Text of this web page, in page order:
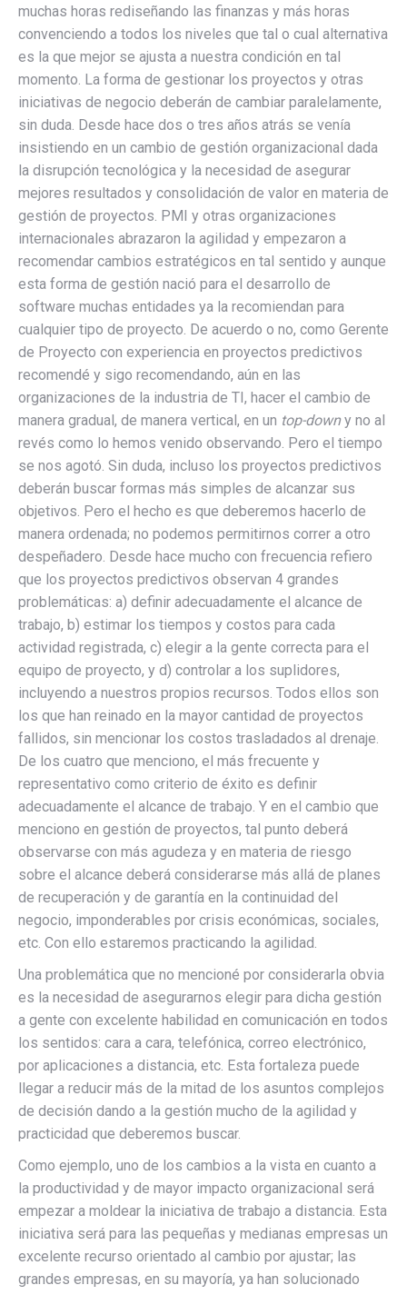
muchas horas rediseñando las finanzas y más horas
convenciendo a todos los niveles que tal o cual alternativa
es la que mejor se ajusta a nuestra condición en tal
momento. La forma de gestionar los proyectos y otras
iniciativas de negocio deberán de cambiar paralelamente,
sin duda. Desde hace dos o tres años atrás se venía
insistiendo en un cambio de gestión organizacional dada
la disrupción tecnológica y la necesidad de asegurar
mejores resultados y consolidación de valor en materia de
gestión de proyectos. PMI y otras organizaciones
internacionales abrazaron la agilidad y empezaron a
recomendar cambios estratégicos en tal sentido y aunque
esta forma de gestión nació para el desarrollo de
software muchas entidades ya la recomiendan para
cualquier tipo de proyecto. De acuerdo o no, como Gerente
de Proyecto con experiencia en proyectos predictivos
recomendé y sigo recomendando, aún en las
organizaciones de la industria de TI, hacer el cambio de
manera gradual, de manera vertical, en un top-downy no al
revés como lo hemos venido observando. Pero el tiempo
se nos agotó. Sin duda, incluso los proyectos predictivos
deberán buscar formas más simples de alcanzar sus
objetivos. Pero el hecho es que deberemos hacerlo de
manera ordenada; no podemos permitirnos correr a otro
despeñadero. Desde hace mucho con frecuencia refiero
que los proyectos predictivos observan 4 grandes
problemáticas: a) definir adecuadamente el alcance de
trabajo, b) estimar los tiempos y costos para cada
actividad registrada, c) elegir a la gente correcta para el
equipo de proyecto, y d) controlar a los suplidores,
incluyendo a nuestros propios recursos. Todos ellos son
los que han reinado en la mayor cantidad de proyectos
fallidos, sin mencionar los costos trasladados al drenaje.
De los cuatro que menciono, el más frecuente y
representativo como criterio de éxito es definir
adecuadamente el alcance de trabajo. Y en el cambio que
menciono en gestión de proyectos, tal punto deberá
observarse con más agudeza y en materia de riesgo
sobre el alcance deberá considerarse más allá de planes
de recuperación y de garantía en la continuidad del
negocio, imponderables por crisis económicas, sociales,
etc. Con ello estaremos practicando la agilidad.
Una problemática que no mencioné por considerarla obvia
es la necesidad de asegurarnos elegir para dicha gestión
a gente con excelente habilidad en comunicación en todos
los sentidos: cara a cara, telefónica, correo electrónico,
por aplicaciones a distancia, etc. Esta fortaleza puede
llegar a reducir más de la mitad de los asuntos complejos
de decisión dando a la gestión mucho de la agilidad y
practicidad que deberemos buscar.
Como ejemplo, uno de los cambios a la vista en cuanto a
la productividad y de mayor impacto organizacional será
empezar a moldear la iniciativa de trabajo a distancia. Esta
iniciativa será para las pequeñas y medianas empresas un
excelente recurso orientado al cambio por ajustar; las
grandes empresas, en su mayoría, ya han solucionado